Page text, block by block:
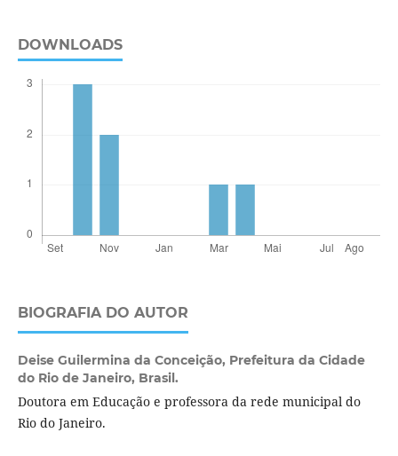
DOWNLOADS
BIOGRAFIA DO AUTOR
Deise Guilermina da Conceição, Prefeitura da Cidade
do Rio de Janeiro, Brasil.
Doutora em Educação e professora da rede municipal do
Rio do Janeiro.